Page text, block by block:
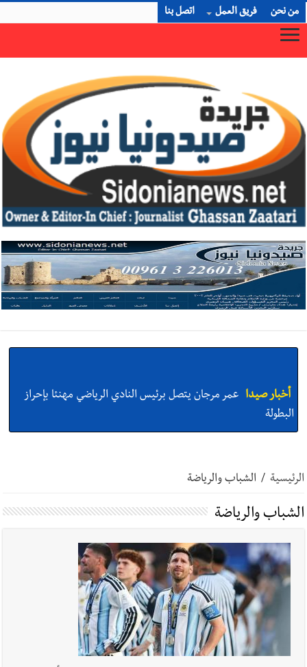
من نحن فريق العمل اتصل بنا
استدراج وابتزاز واعتداء جنسي على قاصر
أخبار لبنان بالصور : قائد الجيش اللبناني العماد رودولف هيكل شدد
خلال استقباله قائد القوة المشتركة الألمانية اللواء Alexander
Sollfrank على ضرورة تعزيز التعاون بين الجيشَين
الرئيسية / الشباب والرياضة
الشباب والرياضة